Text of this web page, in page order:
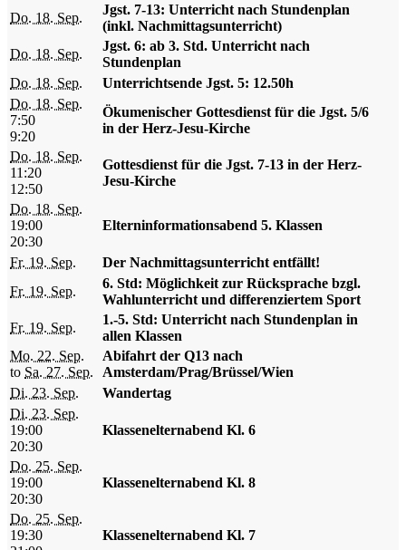
Do. 18. Sep.
Jgst. 7-13: Unterricht nach Stundenplan
(inkl. Nachmittagsunterricht)
Do. 18. Sep.
Jgst. 6: ab 3. Std. Unterricht nach
Stundenplan
Do. 18. Sep.
Unterrichtsende Jgst. 5: 12.50h
Do. 18. Sep.
7:50
9:20
Ökumenischer Gottesdienst für die Jgst. 5/6
in der Herz-Jesu-Kirche
Do. 18. Sep.
11:20
12:50
Gottesdienst für die Jgst. 7-13 in der Herz-
Jesu-Kirche
Do. 18. Sep.
19:00
20:30
Elterninformationsabend 5. Klassen
Fr. 19. Sep.
Der Nachmittagsunterricht entfällt!
Fr. 19. Sep.
6. Std: Möglichkeit zur Rücksprache bzgl.
Wahlunterricht und differenziertem Sport
Fr. 19. Sep.
1.-5. Std: Unterricht nach Stundenplan in
allen Klassen
Mo. 22. Sep.
to Sa. 27. Sep.
Abifahrt der Q13 nach
Amsterdam/Prag/Brüssel/Wien
Di. 23. Sep.
Wandertag
Di. 23. Sep.
19:00
20:30
Klassenelternabend Kl. 6
Do. 25. Sep.
19:00
20:30
Klassenelternabend Kl. 8
Do. 25. Sep.
19:30
Klassenelternabend Kl. 7